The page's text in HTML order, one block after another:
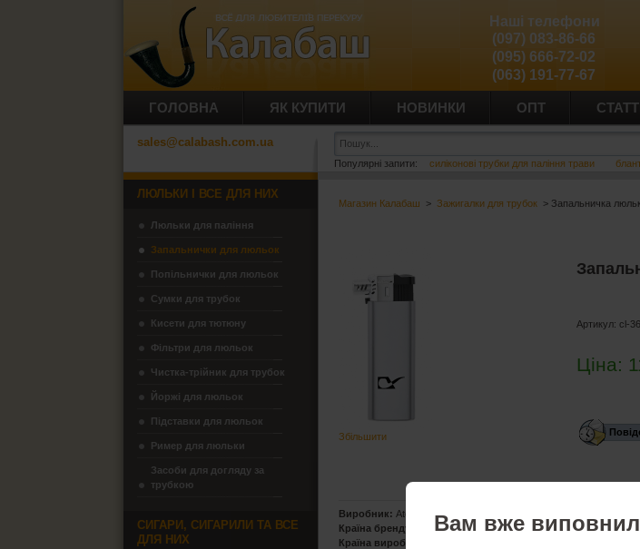
Наші телефони
(097) 083-86-66
(095) 666-72-02
(063) 191-77-67
ГОЛОВНА ЯК КУПИТИ НОВИНКИ ОПТ СТАТТІ
sales@calabash.com.ua
Популярні запити: силіконові трубки для паління трави
Магазин Калабаш > Зажигалки для трубок > Запальничка
Збільшити
Артикул:cl-
Ціна:
Виробник: Atomic
Країна бренду:
Німеччина
Країна виробник:
ЛЮЛЬКИ І ВСЕ ДЛЯ НИХ
Люльки для паління
Запальнички для люльок
Попільнички для люльок
Сумки для трубок
Кисети для тютюну
Фільтри для люльок
Чистка-трійник для трубок
Йоржі для люльок
Підставки для люльок
Ример для люльки
Засоби для догляду за
трубкою
СИГАРИ, СИГАРИЛИ ТА ВСЕ
ДЛЯ НИХ
Вам вже